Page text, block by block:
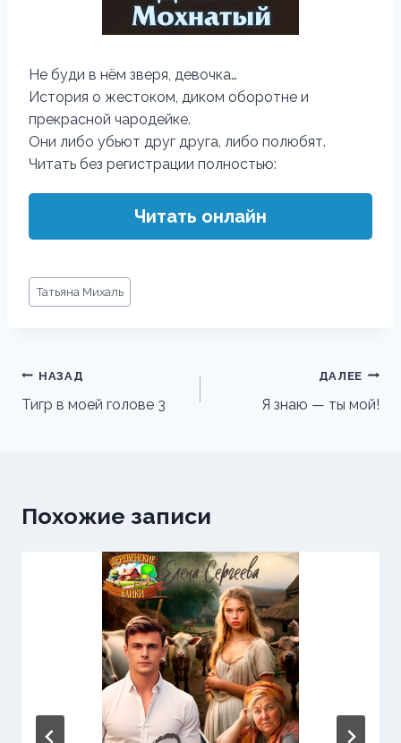
Не буди в нём зверя, девочка…
История о жестоком, диком оборотне и
прекрасной чародейке.
Они либо убьют друг друга, либо полюбят.
Читать без регистрации полностью:
Читать онлайн
Метки
записи:
Татьяна Михаль
Навигация
по
НАЗАД
Тигр в моей голове 3
ДАЛЕЕ
Я знаю — ты мой!
Похожие записи